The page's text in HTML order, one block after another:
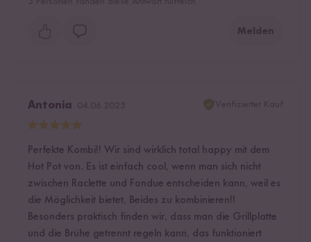
Melden
Antonia
Perfekte Kombi!! Wir sind wirklich total happy mit dem
Hot Pot von. Es ist einfach cool, wenn man sich nicht
zwischen Raclette und Fondue entscheiden kann, weil es
die Möglichkeit bietet, Beides zu kombinieren!!
Besonders praktisch finden wir, dass man die Grillplatte
und die Brühe getrennt regeln kann, das funktioniert